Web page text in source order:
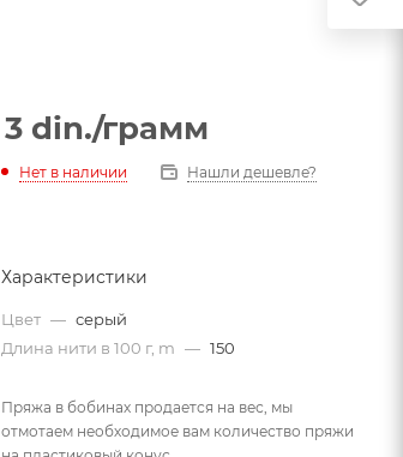
3 din./грамм
Нет в наличии Нашли дешевле?
Характеристики
Цвет — серый
Длина нити в 100 г, m — 150
Пряжа в бобинах продается на вес, мы
отмотаем необходимое вам количество пряжи